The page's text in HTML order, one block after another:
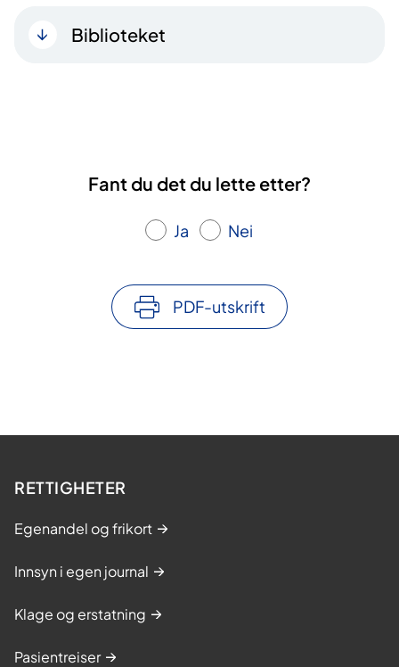
Biblioteket
Fant du det du lette etter?
Ja Nei
PDF-utskrift
RETTIGHETER
Egenandel og frikort
Innsyn i egen journal
Klage og erstatning
Pasientreiser